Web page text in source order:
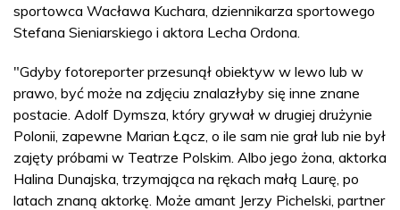
sportowca Wacława Kuchara, dziennikarza sportowego
Stefana Sieniarskiego i aktora Lecha Ordona.
"Gdyby fotoreporter przesunął obiektyw w lewo lub w
prawo, być może na zdjęciu znalazłyby się inne znane
postacie. Adolf Dymsza, który grywał w drugiej drużynie
Polonii, zapewne Marian Łącz, o ile sam nie grał lub nie był
zajęty próbami w Teatrze Polskim. Albo jego żona, aktorka
Halina Dunajska, trzymająca na rękach małą Laurę, po
latach znaną aktorkę. Może amant Jerzy Pichelski, partner